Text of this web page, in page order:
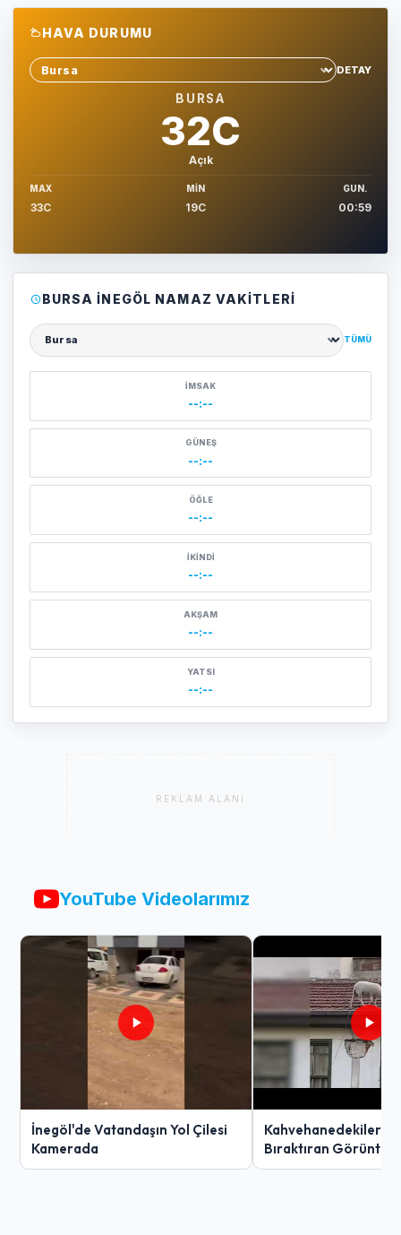
HAVA DURUMU
Sehir sec
DETAY
BURSA
32C
Açık
MAX
33C
MIN
19C
GUN.
00:59
BURSA İNEGÖL NAMAZ VAKITLERI
Şehir seçin
TÜMÜ
İMSAK
--:--
GÜNEŞ
--:--
ÖĞLE
--:--
İKINDI
--:--
AKŞAM
--:--
YATSI
--:--
REKLAM ALANI
YouTube Videolarımız
İnegöl'de Vatandaşın Yol Çilesi
Kamerada
Kahvehanedekiler
Bıraktıran Görüntü!